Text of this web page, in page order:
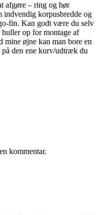
afgøre – ring og hør
korpusbredde og
fin. Kan godt være du selv
op for montage af
mine øjne kan man bore en
på den ene kurv/udtræk du
kommentar.